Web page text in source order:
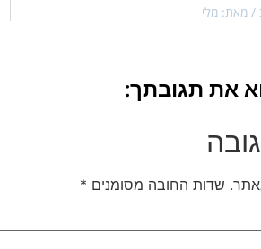
/ מאת: מלי
את תגובתך:
שדות החובה מסומנים *